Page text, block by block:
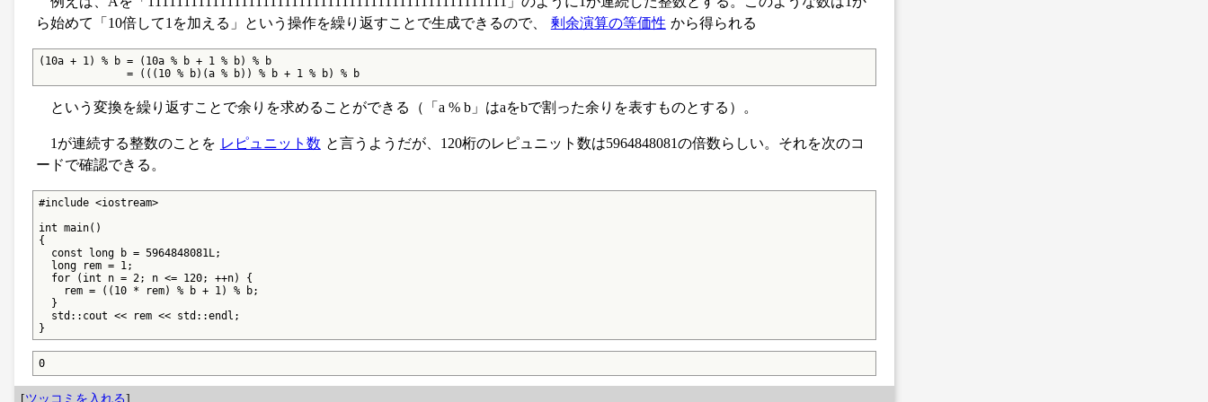
ら始めて「10倍して1を加える」という操作を繰り返すことで生成できるので、
剰余演算の等価性 から得られる
(10a + 1) % b = (10a % b + 1 % b) % b
              = (((10 % b)(a % b)) % b + 1 % b) % b
という変換を繰り返すことで余りを求めることができる（「a % b」はaをbで割った余りを表すものとする）。
1が連続する整数のことを レピュニット数 と言うようだが、120桁のレピュニット数は5964848081の倍数らしい。それを次のコ
ードで確認できる。
#include <iostream>
int main()
{
  const long b = 5964848081L;
  long rem = 1;
  for (int n = 2; n <= 120; ++n) {
    rem = ((10 * rem) % b + 1) % b;
  }
  std::cout << rem << std::endl;
}
0
[ツッコミを入れる]